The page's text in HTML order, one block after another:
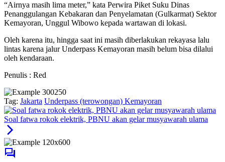
“Airnya masih lima meter,” kata Perwira Piket Suku Dinas
Penanggulangan Kebakaran dan Penyelamatan (Gulkarmat) Sektor
Kemayoran, Unggul Wibowo kepada wartawan di lokasi.
Oleh karena itu, hingga saat ini masih diberlakukan rekayasa lalu
lintas karena jalur Underpass Kemayoran masih belum bisa dilalui
oleh kendaraan.
Penulis : Red
Tag: Jakarta Underpass (terowongan) Kemayoran
Soal fatwa rokok elektrik, PBNU akan gelar musyawarah ulama